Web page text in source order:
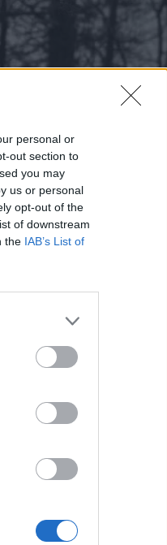
personal or
out section to
you may
us or personal
opt-out of the
of downstream
the IAB’s List of